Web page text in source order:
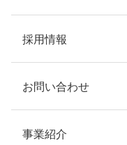
採用情報
お問い合わせ
事業紹介